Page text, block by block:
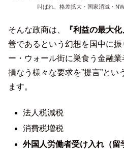
叫ばれ、格差拡大・国家消滅・
そんな政商は、 『利益の最大化
善であるという幻想を国中に
ー・ウォール街に巣食う金融
損なう様々な要求を”提言”と
ます。
法人税減税
消費税増税
外国人労働者受け入れ（留